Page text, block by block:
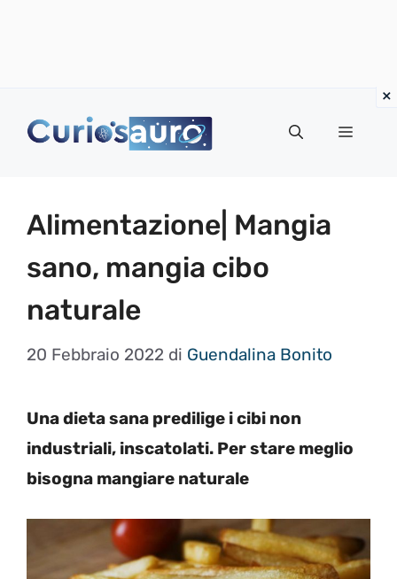
Menu
Alimentazione| Mangia
sano, mangia cibo
naturale
20 Febbraio 2022 di Guendalina Bonito
Una dieta sana predilige i cibi non
industriali, inscatolati. Per stare meglio
bisogna mangiare naturale